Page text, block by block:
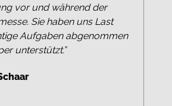
vor und während der
Sie haben uns Last
Aufgaben abgenommen
unterstützt.”